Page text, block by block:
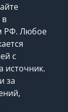
РФ. Любое
с
источник.
за